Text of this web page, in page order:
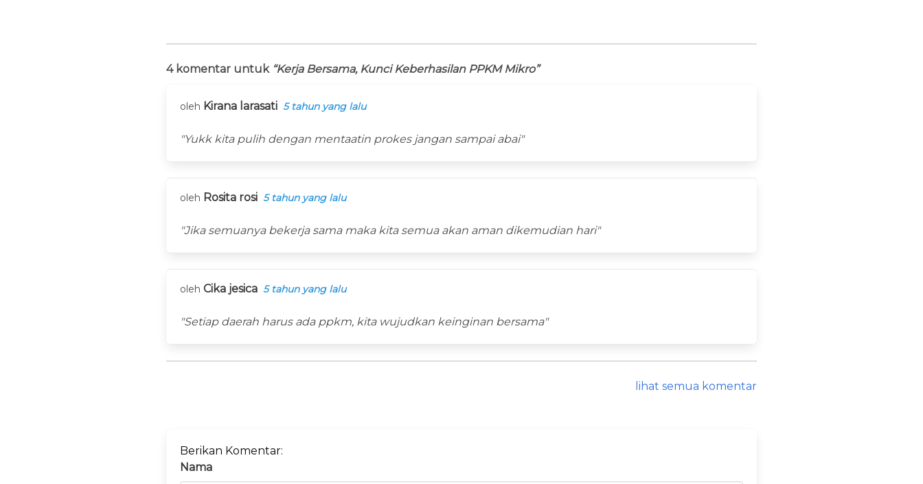
4 komentar untuk “Kerja Bersama, Kunci Keberhasilan PPKM Mikro”
oleh Kirana larasati 5 tahun yang lalu
"Yukk kita pulih dengan mentaatin prokes jangan sampai abai"
oleh Rosita rosi 5 tahun yang lalu
"Jika semuanya bekerja sama maka kita semua akan aman dikemudian hari"
oleh Cika jesica 5 tahun yang lalu
"Setiap daerah harus ada ppkm, kita wujudkan keinginan bersama"
lihat semua komentar
Berikan Komentar:
Nama